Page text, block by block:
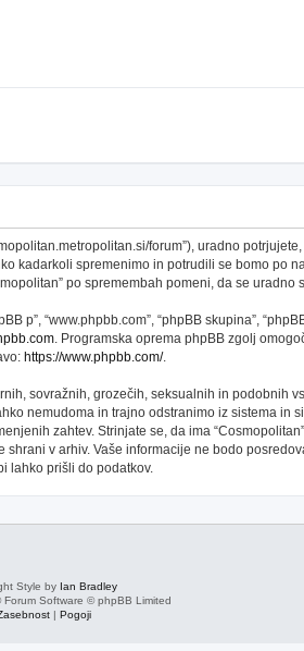
forum”), uradno
kadarkoli spremenimo in potrudili se bomo po
po spremembah pomeni, da se
p”, “www.phpbb.com”, “phpBB skupina”,
. Programska oprema phpBB zgolj
https://www.phpbb.com/.
sovražnih, grozečih, seksualnih in podobnih
nemudoma in trajno odstranimo iz sistema
zahtev. Strinjate se, da ima
v arhiv. Vaše informacije ne bodo
lahko prišli do podatkov.
Style by Ian Bradley
Forum Software © phpBB Limited
| Pogoji